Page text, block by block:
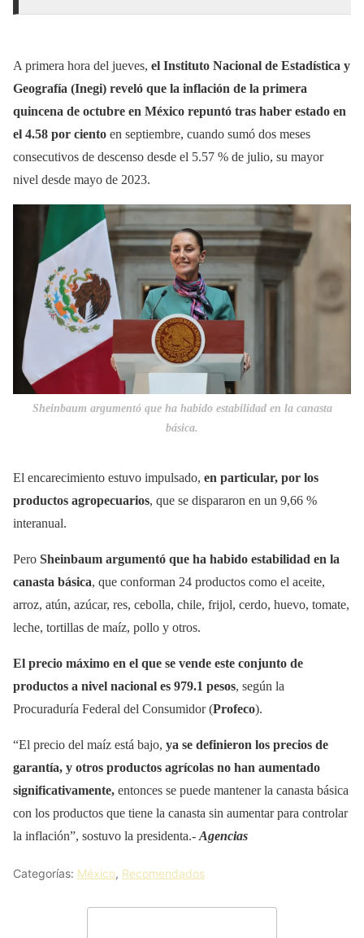
A primera hora del jueves, el Instituto Nacional de Estadística y
Geografía (Inegi) reveló que la inflación de la primera
quincena de octubre en México repuntó tras haber estado en
el 4.58 por ciento en septiembre, cuando sumó dos meses
consecutivos de descenso desde el 5.57 % de julio, su mayor
nivel desde mayo de 2023.
Sheinbaum argumentó que ha habido estabilidad en la canasta
básica.
El encarecimiento estuvo impulsado, en particular, por los
productos agropecuarios, que se dispararon en un 9,66 %
interanual.
Pero Sheinbaum argumentó que ha habido estabilidad en la
canasta básica, que conforman 24 productos como el aceite,
arroz, atún, azúcar, res, cebolla, chile, frijol, cerdo, huevo, tomate,
leche, tortillas de maíz, pollo y otros.
El precio máximo en el que se vende este conjunto de
productos a nivel nacional es 979.1 pesos, según la
Procuraduría Federal del Consumidor (Profeco).
“El precio del maíz está bajo, ya se definieron los precios de
garantía, y otros productos agrícolas no han aumentado
significativamente, entonces se puede mantener la canasta básica
con los productos que tiene la canasta sin aumentar para controlar
la inflación”, sostuvo la presidenta.- Agencias
Categorías: México, Recomendados